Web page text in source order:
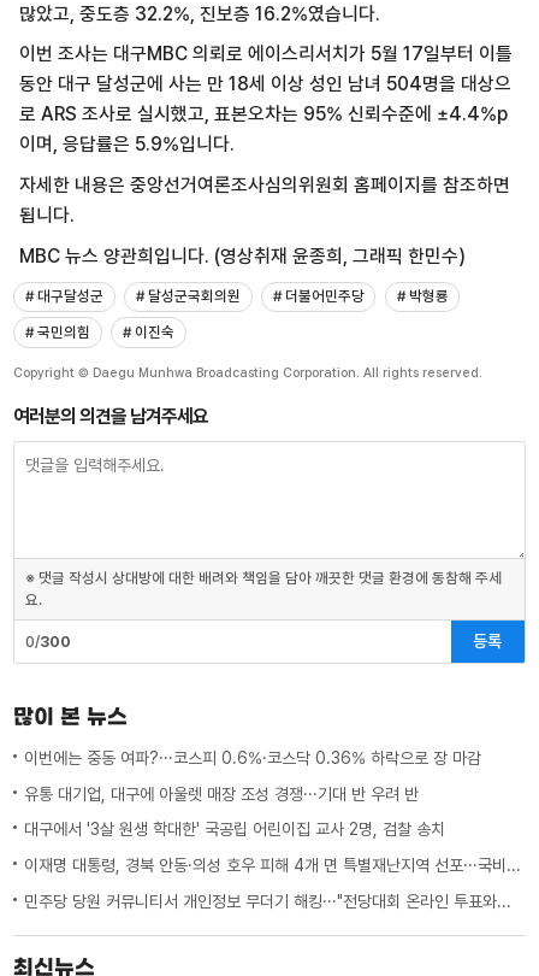
많았고, 중도층 32.2%, 진보층 16.2%였습니다.
이번 조사는 대구MBC 의뢰로 에이스리서치가 5월 17일부터 이틀
동안 대구 달성군에 사는 만 18세 이상 성인 남녀 504명을 대상으
로 ARS 조사로 실시했고, 표본오차는 95% 신뢰수준에 ±4.4%p
이며, 응답률은 5.9%입니다.
자세한 내용은 중앙선거여론조사심의위원회 홈페이지를 참조하면
됩니다.
MBC 뉴스 양관희입니다. (영상취재 윤종희, 그래픽 한민수)
# 대구달성군 # 달성군국회의원 # 더불어민주당
# 박형룡
# 국민의힘
# 이진숙
Copyright © Daegu Munhwa Broadcasting Corporation. All rights reserved.
여러분의 의견을 남겨주세요
※ 댓글 작성시 상대방에 대한 배려와 책임을 담아 깨끗한 댓글 환경에 동참해 주세
요.
0/300 등록
많이 본 뉴스
이번에는 중동 여파?···코스피 0.6%·코스닥 0.36% 하락으로 장 마감
유통 대기업, 대구에 아울렛 매장 조성 경쟁···기대 반 우려 반
대구에서 '3살 원생 학대한' 국공립 어린이집 교사 2명, 검찰 송치
이재명 대통령, 경북 안동·의성 호우 피해 4개 면 특별재난지역 선포···국비 추가 지원
민주당 당원 커뮤니티서 개인정보 무더기 해킹···"전당대회 온라인 투표와는 무관"
최신뉴스